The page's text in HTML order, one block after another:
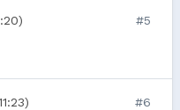
#5
#6